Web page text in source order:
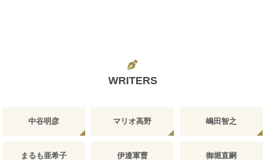
WRITERS
中谷明彦 マリオ高野 嶋田智之
まるも亜希子 伊達軍曹 御堀直嗣